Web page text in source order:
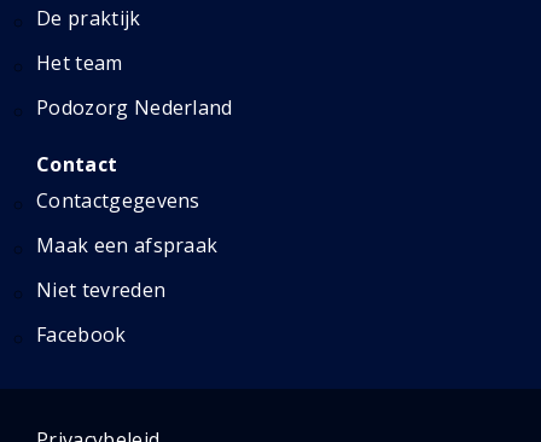
De praktijk
Het team
Podozorg Nederland
Contact
Contactgegevens
Maak een afspraak
Niet tevreden
Facebook